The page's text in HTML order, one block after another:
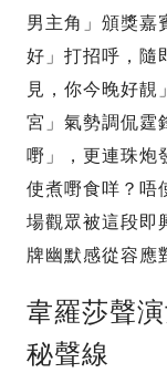
男主角」頒獎嘉
好」打招呼，隨
見，你今晚好靚
宮」氣勢調侃霆
嘢」，更連珠炮
使煮嘢食咩？唔
場觀眾被這段即
牌幽默感從容應
韋羅莎聲
秘聲線